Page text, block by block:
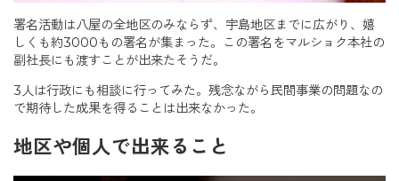
署名活動は八屋の全地区のみならず、宇島地区までに広がり、嬉
しくも約3000もの署名が集まった。この署名をマルショク本社の
副社長にも渡すことが出来たそうだ。
3人は行政にも相談に行ってみた。残念ながら民間事業の問題なの
で期待した成果を得ることは出来なかった。
地区や個人で出来ること